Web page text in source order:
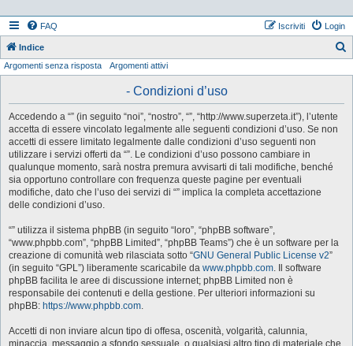
FAQ Login
Iscriviti
Indice
Argomenti senza risposta Argomenti attivi
- Condizioni d’uso
Accedendo a “” (in seguito “noi”, “nostro”, “”, “http://www.superzeta.it”), l’utente
accetta di essere vincolato legalmente alle seguenti condizioni d’uso. Se non
accetti di essere limitato legalmente dalle condizioni d’uso seguenti non
utilizzare i servizi offerti da “”. Le condizioni d’uso possono cambiare in
qualunque momento, sarà nostra premura avvisarti di tali modifiche, benché
sia opportuno controllare con frequenza queste pagine per eventuali
modifiche, dato che l’uso dei servizi di “” implica la completa accettazione
delle condizioni d’uso.
“” utilizza il sistema phpBB (in seguito “loro”, “phpBB software”,
“www.phpbb.com”, “phpBB Limited”, “phpBB Teams”) che è un software per la
creazione di comunità web rilasciata sotto “GNU General Public License v2”
(in seguito “GPL”) liberamente scaricabile da www.phpbb.com. Il software
phpBB facilita le aree di discussione internet; phpBB Limited non è
responsabile dei contenuti e della gestione. Per ulteriori informazioni su
phpBB: https://www.phpbb.com.
Accetti di non inviare alcun tipo di offesa, oscenità, volgarità, calunnia,
minaccia, messaggio a sfondo sessuale, o qualsiasi altro tipo di materiale che